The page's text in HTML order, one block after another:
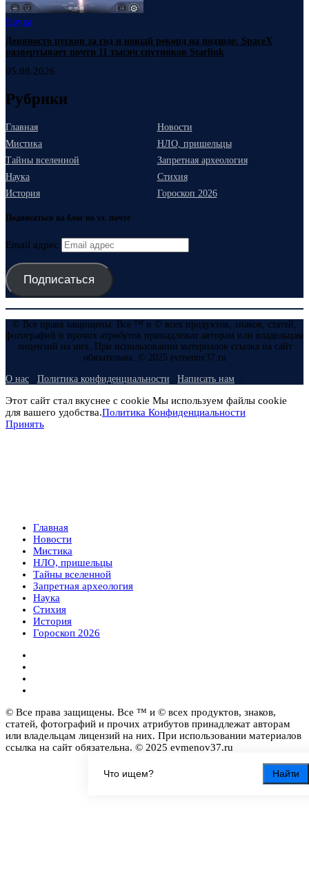
Найти
Наука
Девяносто пусков за год и новый рекорд на подходе: SpaceX
развертывает почти 11 тысяч спутников Starlink
05.08.2026
Рубрики
Главная
Новости
Мистика
НЛО, пришельцы
Тайны вселенной
Запретная археология
Наука
Стихия
История
Гороскоп 2026
Подписаться на блог по эл. почте
Email адрес
Подписаться
© Все права защищены. Все ™ и © всех продуктов, знаков, статей,
фотографий и прочих атрибутов принадлежат авторам или владельцам
лицензий на них. При использовании материалов ссылка на сайт
обязательна. © 2025 evmenov37.ru
О нас Политика конфиденциальности Написать нам
Этот сайт стал вкуснее с cookie Мы используем файлы cookie
для вашего удобства.Политика Конфиденциальности
Принять
Главная
Новости
Мистика
НЛО, пришельцы
Тайны вселенной
Запретная археология
Наука
Стихия
История
Гороскоп 2026
© Все права защищены. Все ™ и © всех продуктов, знаков,
статей, фотографий и прочих атрибутов принадлежат авторам
или владельцам лицензий на них. При использовании материалов
ссылка на сайт обязательна. © 2025 evmenov37.ru